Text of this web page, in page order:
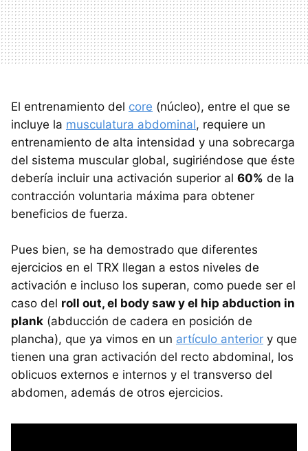
El entrenamiento del core (núcleo), entre el que se
incluye la musculatura abdominal, requiere un
entrenamiento de alta intensidad y una sobrecarga
del sistema muscular global, sugiriéndose que éste
debería incluir una activación superior al 60% de la
contracción voluntaria máxima para obtener
beneficios de fuerza.
Pues bien, se ha demostrado que diferentes
ejercicios en el TRX llegan a estos niveles de
activación e incluso los superan, como puede ser el
caso del roll out, el body saw y el hip abduction in
plank (abducción de cadera en posición de
plancha), que ya vimos en un artículo anterior y que
tienen una gran activación del recto abdominal, los
oblicuos externos e internos y el transverso del
abdomen, además de otros ejercicios.